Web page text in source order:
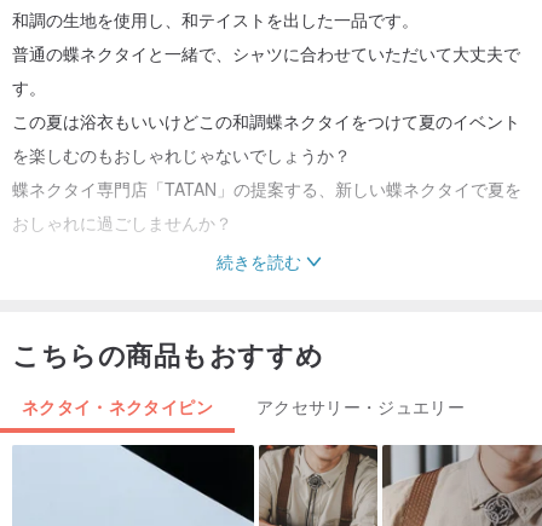
和調の生地を使用し、和テイストを出した一品です。
普通の蝶ネクタイと一緒で、シャツに合わせていただいて大丈夫で
す。
この夏は浴衣もいいけどこの和調蝶ネクタイをつけて夏のイベント
を楽しむのもおしゃれじゃないでしょうか？
蝶ネクタイ専門店「TATAN」の提案する、新しい蝶ネクタイで夏を
おしゃれに過ごしませんか？
＜カラー＞
※このページはからし色の販売です。
他のカラーをご希望の方は各カラー販売ページをご覧ください。
続きを読む
こちらの商品もおすすめ
ネクタイ・ネクタイピン アクセサリー・ジュエリー